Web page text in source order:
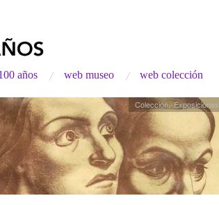
años web museo web colección
Colección,Exposiciones